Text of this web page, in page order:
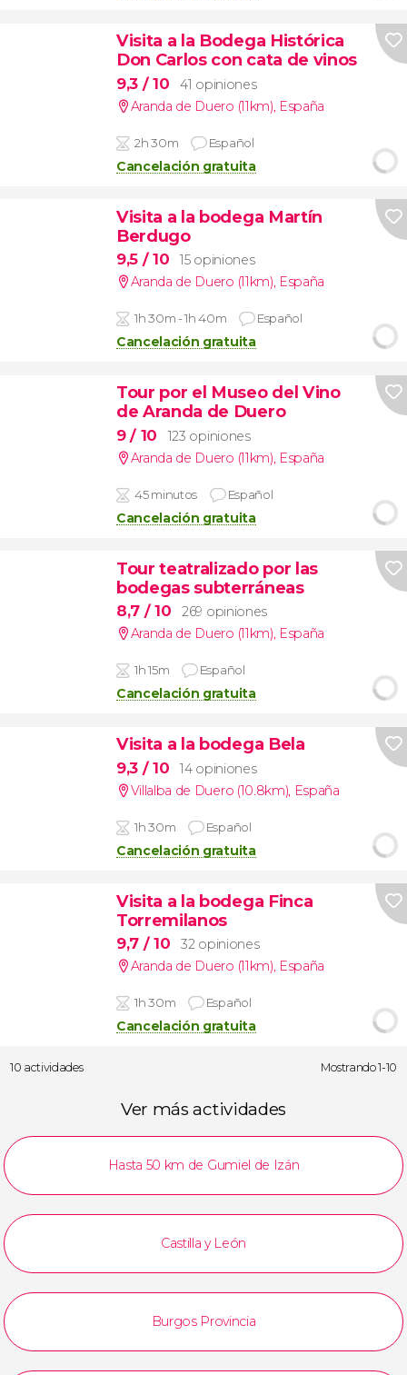
Visita a la Bodega Histórica
Don Carlos con cata de vinos
9,3 / 10
41 opiniones
Aranda de Duero (11km), España
2h 30m Español
Cancelación gratuita
Visita a la bodega Martín
Berdugo
9,5 / 10
15 opiniones
Aranda de Duero (11km), España
1h 30m - 1h 40m Español
Cancelación gratuita
Tour por el Museo del Vino
de Aranda de Duero
9/ 10
123 opiniones
Aranda de Duero (11km), España
45 minutos Español
Cancelación gratuita
Tour teatralizado por las
bodegas subterráneas
8,7 / 10
269 opiniones
Aranda de Duero (11km), España
1h 15m Español
Cancelación gratuita
Visita a la bodega Bela
9,3 / 10
14 opiniones
Villalba de Duero (10.8km), España
1h 30m Español
Cancelación gratuita
Visita a la bodega Finca
Torremilanos
9,7 / 10
32 opiniones
Aranda de Duero (11km), España
1h 30m Español
Cancelación gratuita
10 actividades Mostrando 1-10
Ver más actividades
Hasta 50 km de Gumiel de Izán
Castilla y León
Burgos Provincia